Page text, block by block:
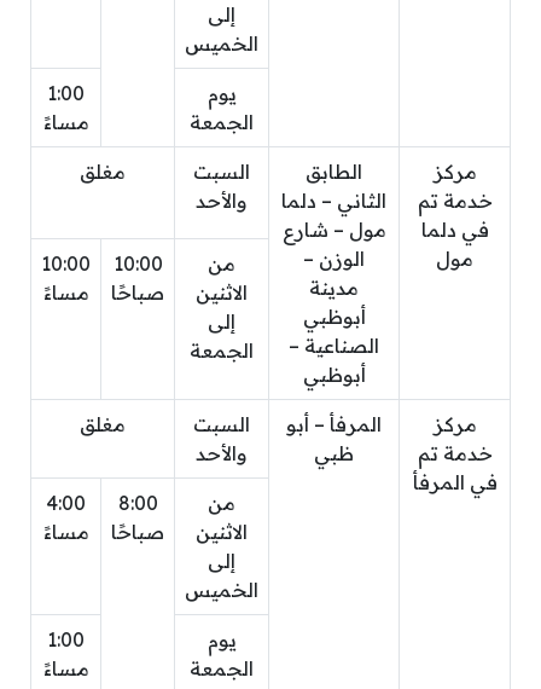
إلى
الخميس
يوم
الجمعة
1:00
مساءً
مركز
خدمة تم
في دلما
مول
الطابق
الثاني – دلما
مول – شارع
الوزن –
مدينة
أبوظبي
الصناعية –
أبوظبي
السبت
والأحد
مغلق
من
الاثنين
إلى
الجمعة
10:00
صباحًا
10:00
مساءً
مركز
خدمة تم
في المرفأ
المرفأ – أبو
ظبي
السبت
والأحد
مغلق
من
الاثنين
إلى
الخميس
8:00
صباحًا
4:00
مساءً
يوم
الجمعة
1:00
مساءً